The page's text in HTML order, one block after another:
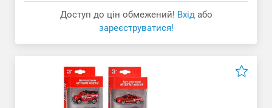
Доступ до цін обмежений! Вхід або
зареєструватися!